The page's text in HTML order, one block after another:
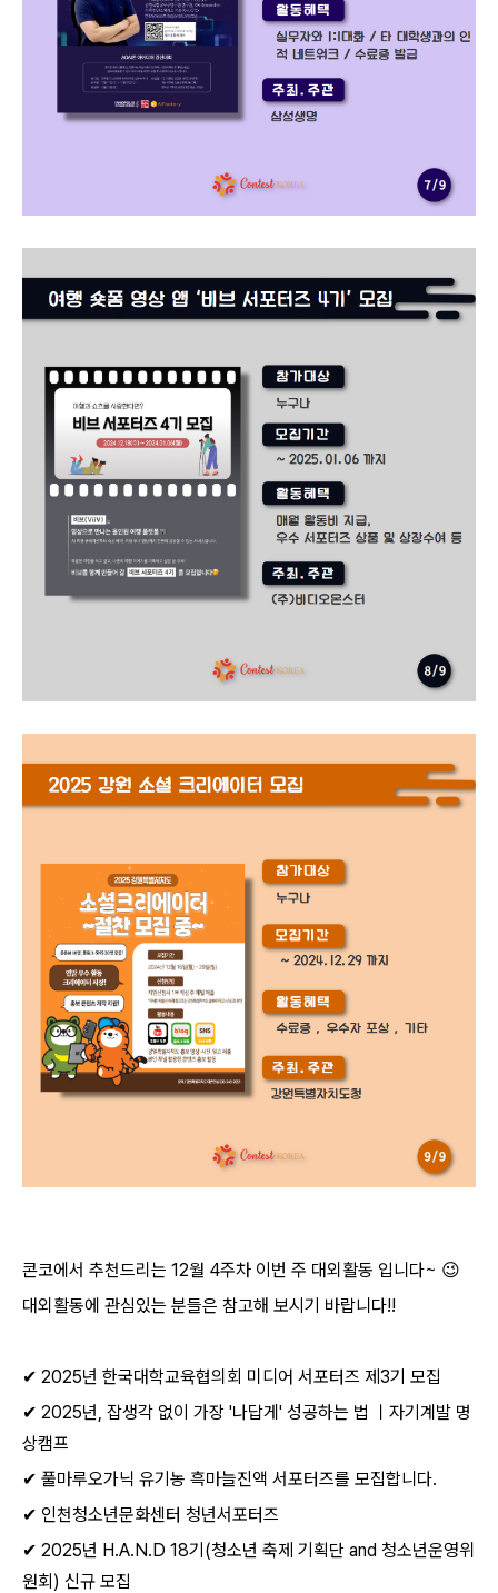
콘코에서 추천드리는 12월 4주차 이번 주 대외활동 입니다~ 😉
대외활동에 관심있는 분들은 참고해 보시기 바랍니다!!
✔ 2025년 한국대학교육협의회 미디어 서포터즈 제3기 모집
✔ 2025년, 잡생각 없이 가장 '나답게' 성공하는 법 ㅣ자기계발 명
상캠프
✔ 풀마루오가닉 유기농 흑마늘진액 서포터즈를 모집합니다.
✔ 인천청소년문화센터 청년서포터즈
✔ 2025년 H.A.N.D 18기(청소년 축제 기획단 and 청소년운영위
원회) 신규 모집